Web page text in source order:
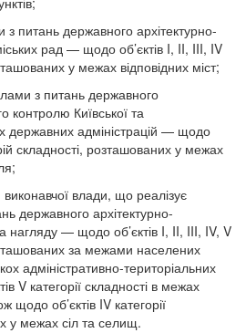
питань державного архітектурно-
рад — щодо об’єктів I, II, III, IV
у межах відповідних міст;
з питань державного
контролю Київської та
державних адміністрацій — щодо
складності, розташованих у межах
влади, що реалізує
державного архітектурно-
нагляду — щодо об’єктів I, II, III, IV, V
за межами населених
адміністративно-територіальних
V категорії складності в межах
щодо об’єктів IV категорії
у межах сіл та селищ.